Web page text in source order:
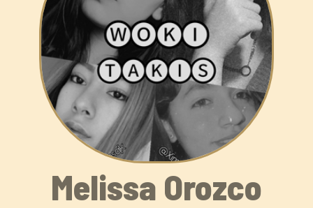
Melissa Orozco